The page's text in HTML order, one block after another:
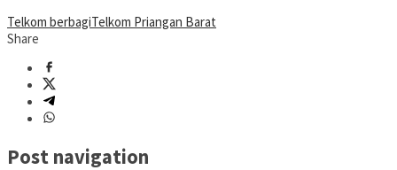
Telkom berbagiTelkom Priangan Barat
Share
Post navigation